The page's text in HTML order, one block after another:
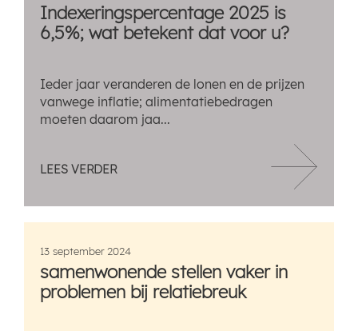
Indexeringspercentage 2025 is
6,5%; wat betekent dat voor u?
Ieder jaar veranderen de lonen en de prijzen
vanwege inflatie; alimentatiebedragen
moeten daarom jaa...
LEES VERDER
13 september 2024
samenwonende stellen vaker in
problemen bij relatiebreuk